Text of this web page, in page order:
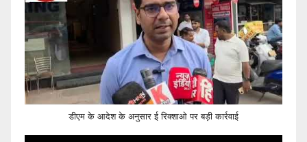
डीएम के आदेश के अनुसार ई रिक्शाओ पर बड़ी कार्रवाई